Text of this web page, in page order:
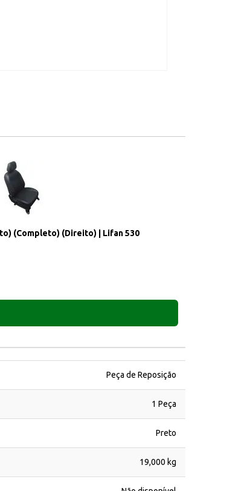
(Completo) (Direito) | Lifan 530
Peça de Reposição
1 Peça
Preto
19,000 kg